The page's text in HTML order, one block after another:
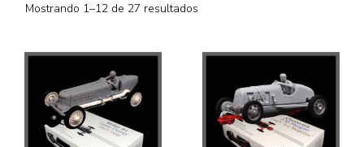
Mostrando 1–12 de 27 resultados